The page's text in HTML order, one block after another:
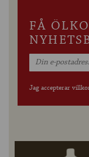
FÅ
Jag accepterar